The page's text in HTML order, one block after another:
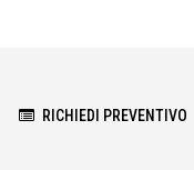
RICHIEDI PREVENTIVO